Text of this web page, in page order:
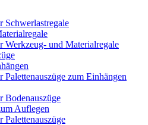
Schwerlastregale
Werkzeug- und Materialregale
Palettenauszüge zum Einhängen
Bodenauszüge
Auflegen
Palettenauszüge